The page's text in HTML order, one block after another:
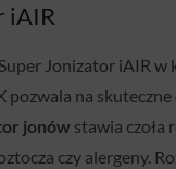
iAIR
Jonizator iAIR
pozwala na
jonów stawia czoła
czy alergeny.